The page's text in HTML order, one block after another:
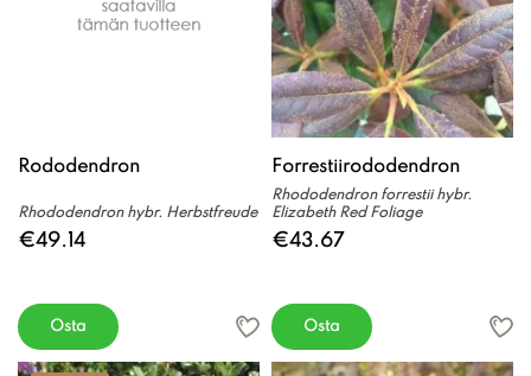
Rododendron
Rhododendron hybr. Herbstfreude
€49.14
Osta
Forrestiirododendron
Rhododendron forrestii hybr.
Elizabeth Red Foliage
€43.67
Osta